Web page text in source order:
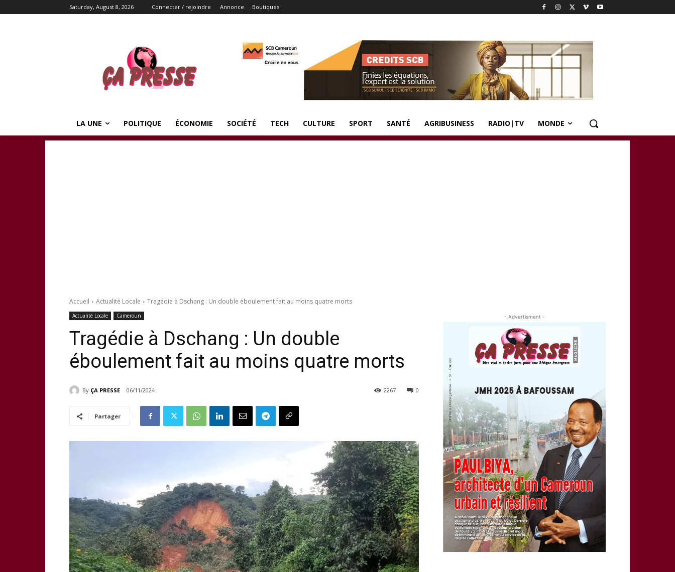
Saturday, August 8, 2026 Connecter / rejoindre Annonce Boutiques
LA UNE POLITIQUE ÉCONOMIE SOCIÉTÉ TECH CULTURE SPORT SANTÉ AGRIBUSINESS RADIO|TV MONDE
Accueil Actualité Locale Tragédie à Dschang : Un double éboulement fait au moins quatre morts
Actualité Locale Cameroun
Tragédie à Dschang : Un double
éboulement fait au moins quatre morts
By ÇA PRESSE 06/11/2024 0
2267
Partager
- Advertisment -